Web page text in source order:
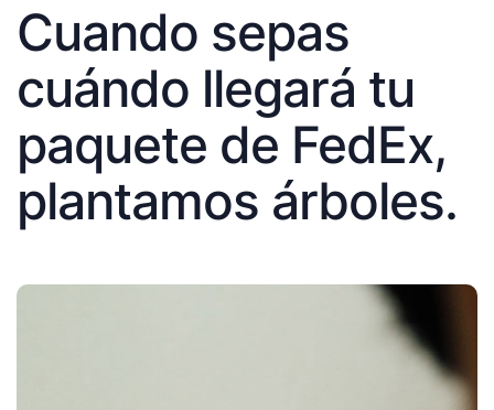
Cuando sepas
cuándo llegará tu
paquete de FedEx,
plantamos árboles.